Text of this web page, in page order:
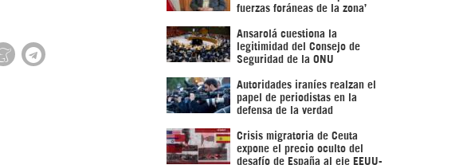
fuerzas foráneas de la zona’
Ansarolá cuestiona la
legitimidad del Consejo de
Seguridad de la ONU
Autoridades iraníes realzan el
papel de periodistas en la
defensa de la verdad
Crisis migratoria de Ceuta
expone el precio oculto del
desafío de España al eje EEUU-